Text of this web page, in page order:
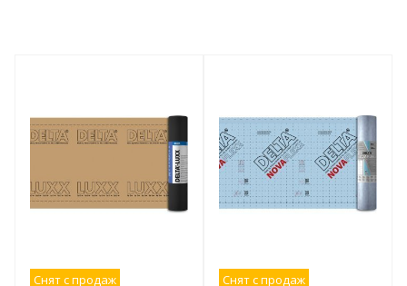
Снят с продаж Снят с продаж